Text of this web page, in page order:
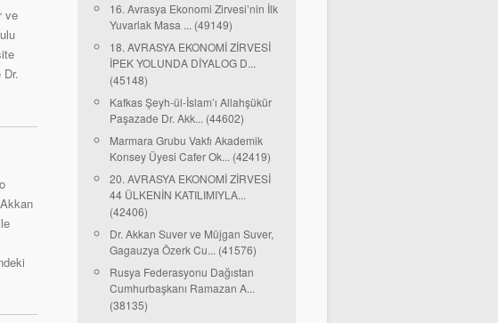
ve
16. Avrasya Ekonomi Zirvesi’nin İlk
Yuvarlak Masa ... (49149)
18. AVRASYA EKONOMİ ZİRVESİ
İPEK YOLUNDA DİYALOG D...
(45148)
Kafkas Şeyh-ül-İslam’ı Allahşükür
Paşazade Dr. Akk... (44602)
Marmara Grubu Vakfı Akademik
Konsey Üyesi Cafer Ok... (42419)
20. AVRASYA EKONOMİ ZİRVESİ
44 ÜLKENİN KATILIMIYLA...
(42406)
Dr. Akkan Suver ve Müjgan Suver,
Gagauzya Özerk Cu... (41576)
Rusya Federasyonu Dağıstan
Cumhurbaşkanı Ramazan A...
(38135)